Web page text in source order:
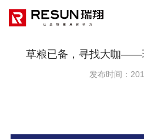
草粮已备，寻找大咖——
发布时间：